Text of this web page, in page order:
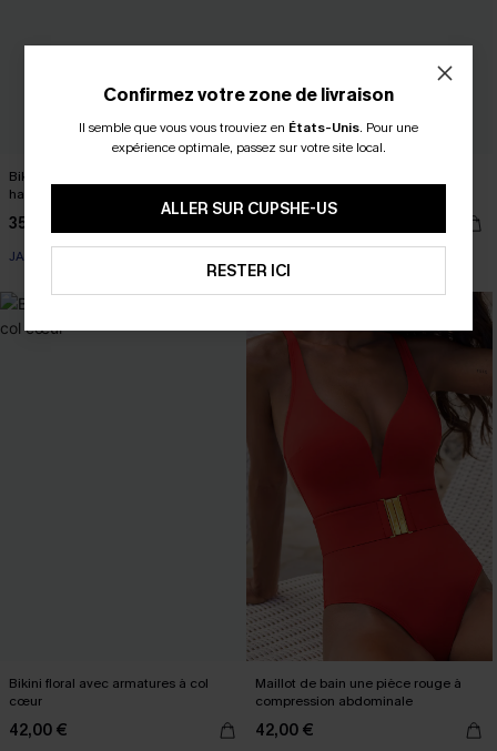
Bikini vert à col plongeant et jambe
haute
35,00 €
JACQUARD
Bikini floral avec armatures à col
cœur
42,00 €
Maillot de bain une pièce rouge à
compression abdominale
42,00 €
Confirmez votre zone de livraison
Il semble que vous vous trouviez en États-Unis. Pour une
expérience optimale, passez sur votre site local.
ALLER SUR CUPSHE-US
RESTER ICI